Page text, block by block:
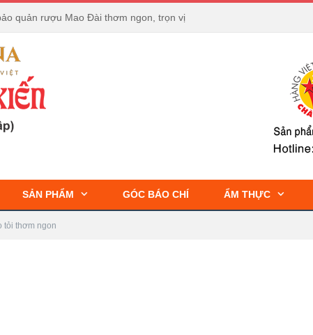
quản rượu Mao Đài thơm ngon, trọn vị
SẢN PHẨM GÓC BÁO CHÍ ẨM THỰC
tỏi thơm ngon